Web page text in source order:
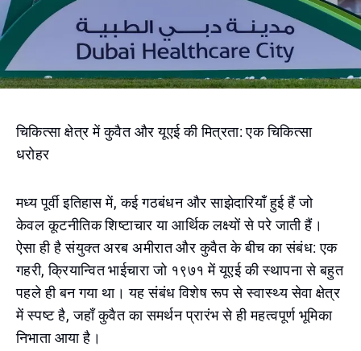
चिकित्सा क्षेत्र में कुवैत और यूएई की मित्रता: एक चिकित्सा
धरोहर
मध्य पूर्वी इतिहास में, कई गठबंधन और साझेदारियाँ हुई हैं जो
केवल कूटनीतिक शिष्टाचार या आर्थिक लक्ष्यों से परे जाती हैं।
ऐसा ही है संयुक्त अरब अमीरात और कुवैत के बीच का संबंध: एक
गहरी, क्रियान्वित भाईचारा जो १९७१ में यूएई की स्थापना से बहुत
पहले ही बन गया था। यह संबंध विशेष रूप से स्वास्थ्य सेवा क्षेत्र
में स्पष्ट है, जहाँ कुवैत का समर्थन प्रारंभ से ही महत्वपूर्ण भूमिका
निभाता आया है।